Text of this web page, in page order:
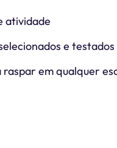
atividade
e testados
raspar em qualquer